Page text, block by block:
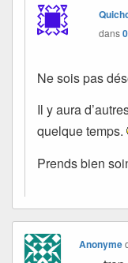
dans
Ne sois pas
Il y aura
quelque temps.
Prends bien
Anonyme